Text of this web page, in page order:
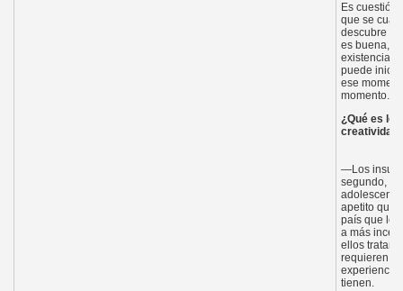
Es cuestión
que se
descubre o
es buena,
existencia
puede
ese
momento.
¿Qué es lo
—Los
segundo,
apetito que
país que les
a más
ellos tratan
requieren
experiencia
tienen.